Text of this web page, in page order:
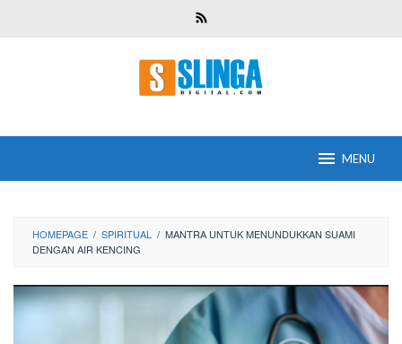
MENU
HOMEPAGE / SPIRITUAL / MANTRA UNTUK MENUNDUKKAN SUAMI
DENGAN AIR KENCING